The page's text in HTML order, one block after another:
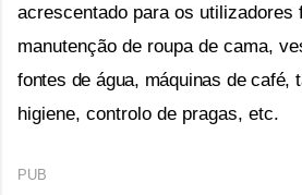
acrescentado para os utilizadores
fontes de água, máquinas de café,
higiene, controlo de pragas, etc.
PUB